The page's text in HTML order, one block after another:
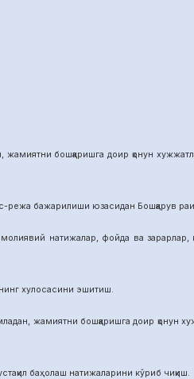
бошқаришга доир қонун
бажарилиши юзасидан Бошқарув
натижалар, фойда ва зарарлар,
хулосасини эшитиш.
жамиятни бошқаришга доир қонун
баҳолаш натижаларини кўриб чиқиш.